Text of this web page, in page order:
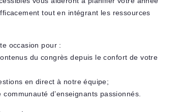
tout en intégrant les ressources
occasion pour :
du congrès depuis le confort de votre
en direct à notre équipe;
d’enseignants passionnés.